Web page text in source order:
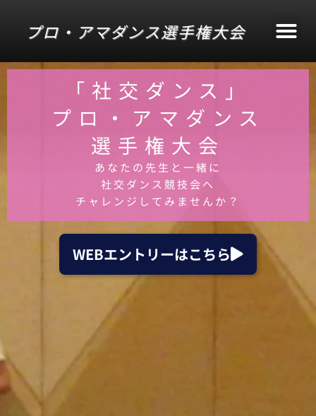
ス
プロ・アマダンス選手権大会
「社交ダンス」
プロ・アマダンス
選手権大会
あなたの先生と一緒に
社交ダンス競技会へ
チャレンジしてみませんか？
WEBエントリーはこちら